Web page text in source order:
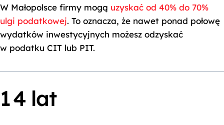
W Małopolsce firmy mogą uzyskać od 40% do 70%
ulgi podatkowej. To oznacza, że nawet ponad połowę
wydatków inwestycyjnych możesz odzyskać
w podatku CIT lub PIT.
0
1
0
1
2
3
4 lat